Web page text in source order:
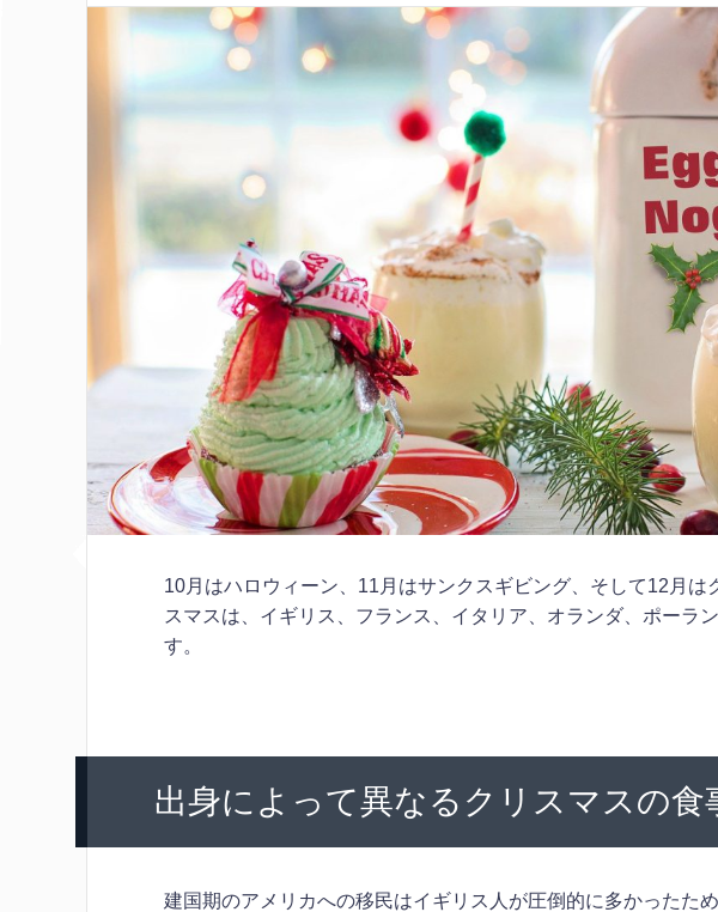
10月はハロウィーン、11月はサンクスギビング、そして12月は
スマスは、イギリス、フランス、イタリア、オランダ、ポーラ
す。
出身によって異なるクリスマスの食
建国期のアメリカへの移民はイギリス人が圧倒的に多かったた